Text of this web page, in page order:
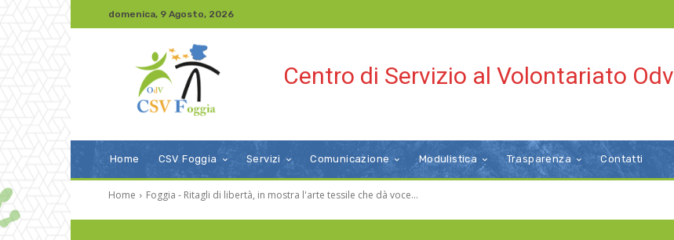
domenica, 9 Agosto, 2026
Centro di Servizio al Volontariato Odv
Home CSV Foggia Servizi Comunicazione Modulistica Trasparenza Contatti
Home Foggia - Ritagli di libertà, in mostra l'arte tessile che dà voce...